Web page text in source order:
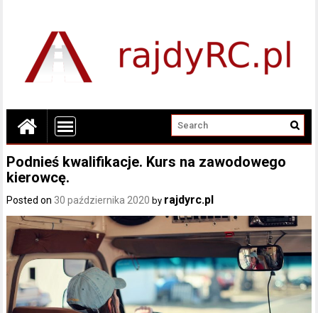
Podnieś kwalifikacje. Kurs na zawodowego
kierowcę.
Posted on 30 października 2020 by rajdyrc.pl